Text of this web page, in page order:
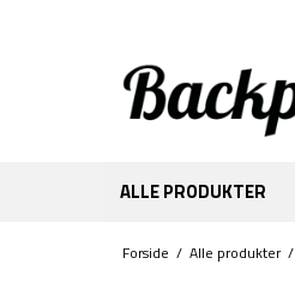
ALLE PRODUKTER
Forside / Alle produkter/